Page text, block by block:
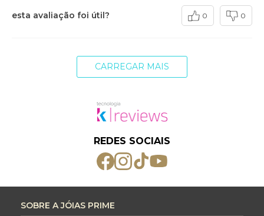
esta avaliação foi útil? 0 0
CARREGAR MAIS
REDES SOCIAIS
SOBRE A JÓIAS PRIME